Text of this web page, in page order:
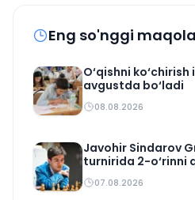
Eng so'nggi
O‘qishni
avgustda bo‘ladi
08.08.2026
Javohir Sindarov
turnirida 2-o‘rinni
07.08.2026